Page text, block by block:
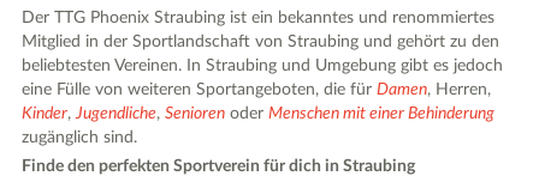
Der TTG Phoenix Straubing ist ein bekanntes und renommiertes
Mitglied in der Sportlandschaft von Straubing und gehört zu den
beliebtesten Vereinen. In Straubing und Umgebung gibt es jedoch
eine Fülle von weiteren Sportangeboten, die fürDamen, Herren,
Kinder,Jugendliche,Senioren oderMenschen mit einer Behinderung
zugänglich sind.
Finde den perfekten Sportverein für dich in Straubing